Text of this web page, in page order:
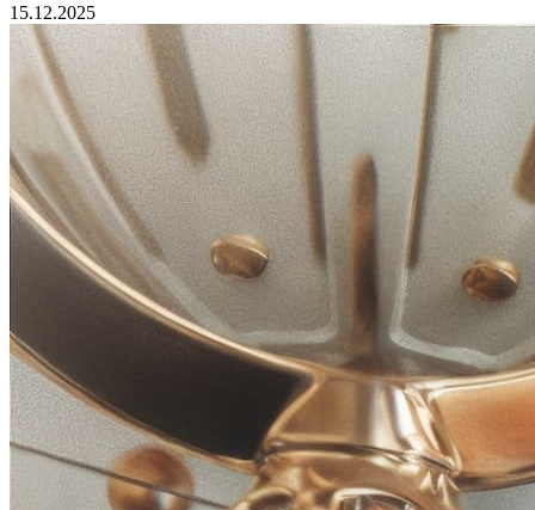
15.12.2025